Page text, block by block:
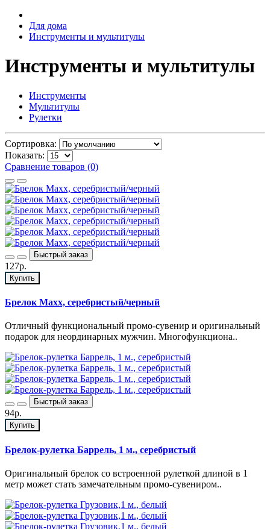
Для дома
Инструменты и мультитулы
Инструменты и мультитулы
Инструменты
Мультитулы
Рулетки
Сортировка:
Показать:
Сравнение товаров (0)
Быстрый заказ
127р.
Купить
Брелок Maxx, серебристый/черный
Отличный функциональный промо-сувенир и оригинальный
подарок для неординарных мужчин. Многофункциона..
Быстрый заказ
94р.
Купить
Брелок-рулетка Баррель, 1 м., серебристый
Оригинальный брелок со встроенной рулеткой длиной в 1
метр может стать замечательным промо-сувениром..